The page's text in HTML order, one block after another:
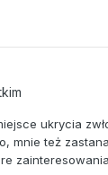
ukrycia
mnie też